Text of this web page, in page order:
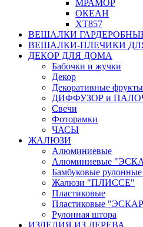
МРАМОР
ОКЕАН
ХТ857
ВЕШАЛКИ
ВЕШАЛКИ-ПЛЕЧИКИ
ДЕКОР ДЛЯ ДОМА
Бабочки и жучки
Декор
Декоративные фрукты
ДИФФУЗОР и
Свечи
Фоторамки
ЧАСЫ
ЖАЛЮЗИ
Алюминиевые
Алюминиевые
Бамбуковые
Жалюзи "ПЛИССЕ"
Пластиковые
Пластиковые
Рулонная штора